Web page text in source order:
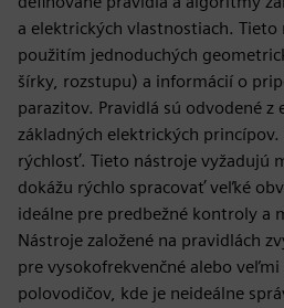
a elektrických vlastnostiach.
použitím jednoduchých
šírky, rozstupu) a informácií o
parazitov. Pravidlá sú odvodené z
základných elektrických
rýchlosť. Tieto nástroje vyžadujú
dokážu rýchlo spracovať veľké
ideálne pre predbežné kontroly a
Nástroje založené na pravidlách
pre vysokofrekvenčné alebo
polovodičov, kde je neideálne